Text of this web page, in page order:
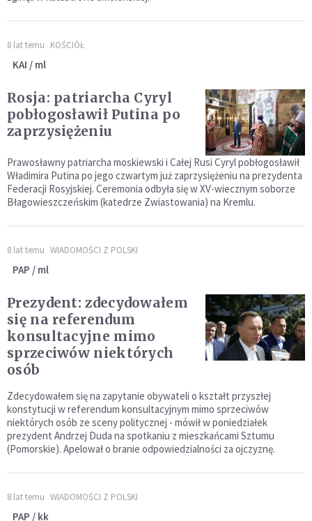
8 lat temu KOŚCIÓŁ
KAI / ml
Rosja: patriarcha Cyryl
pobłogosławił Putina po
zaprzysiężeniu
Prawosławny patriarcha moskiewski i Całej Rusi Cyryl pobłogosławił
Władimira Putina po jego czwartym już zaprzysiężeniu na prezydenta
Federacji Rosyjskiej. Ceremonia odbyła się w XV-wiecznym soborze
Błagowieszczeńskim (katedrze Zwiastowania) na Kremlu.
8 lat temu WIADOMOŚCI Z POLSKI
PAP / ml
Prezydent: zdecydowałem
się na referendum
konsultacyjne mimo
sprzeciwów niektórych
osób
Zdecydowałem się na zapytanie obywateli o kształt przyszłej
konstytucji w referendum konsultacyjnym mimo sprzeciwów
niektórych osób ze sceny politycznej - mówił w poniedziałek
prezydent Andrzej Duda na spotkaniu z mieszkańcami Sztumu
(Pomorskie). Apelował o branie odpowiedzialności za ojczyznę.
8 lat temu WIADOMOŚCI Z POLSKI
PAP / kk